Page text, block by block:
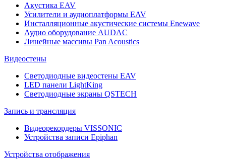
Акустика EAV
Усилители и аудиоплатформы EAV
Инсталляционные акустические системы Enewave
Аудио оборудование AUDAC
Линейные массивы Pan Acoustics
Видеостены
Светодиодные видеостены EAV
LED панели LightKing
Светодиодные экраны QSTECH
Запись и трансляция
Видеорекордеры VISSONIC
Устройства записи Epiphan
Устройства отображения